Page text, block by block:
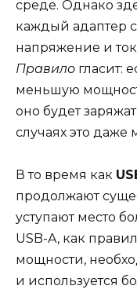
среде. Однако
каждый адаптер
напряжение и ток
Правило гласит:
меньшую
оно будет
случаях это даже
В то время как
продолжают
уступают место
USB-A, как
мощности,
и используется